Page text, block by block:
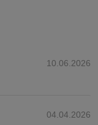
10.06.2026
04.04.2026